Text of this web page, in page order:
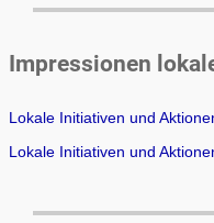
Impressionen
Lokale Initiativen und
Lokale Initiativen und